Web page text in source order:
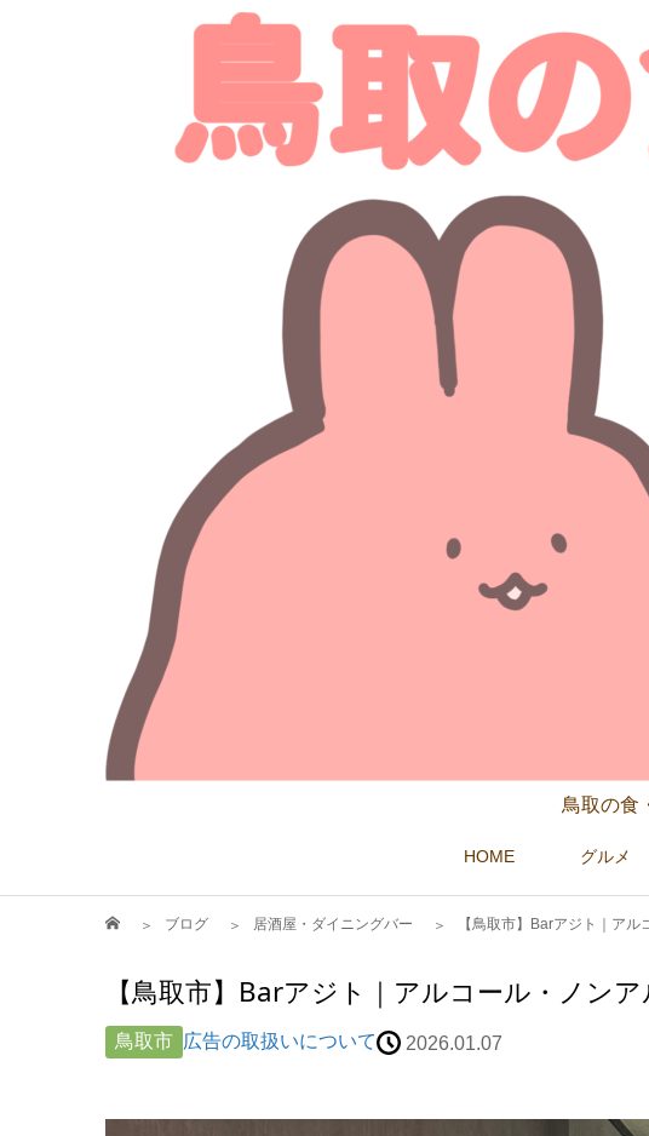
鳥取の食
HOME グルメ
ブログ 居酒屋・ダイニングバー 【鳥取市】Barアジト｜ア
【鳥取市】Barアジト｜アルコール・ノン
鳥取市 広告の取扱いについて 2026.01.07